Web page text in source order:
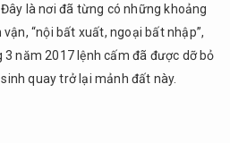
là nơi đã từng có những khoảng
“nội bất xuất, ngoại bất nhập”,
năm 2017 lệnh cấm đã được dỡ bỏ
quay trở lại mảnh đất này.